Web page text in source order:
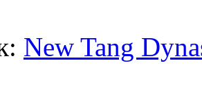
New Tang